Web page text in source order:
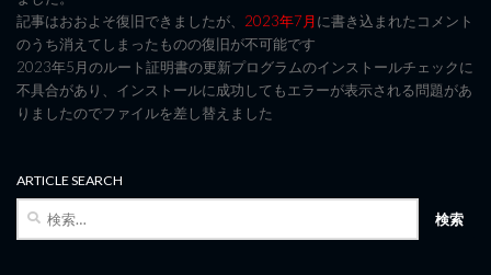
記事はおおよそ復旧できましたが、 2023年7月に書き込まれたコメント
のうち消えてしまったものの復旧が不可能です
2023年5月のルート証明書の更新プログラムのインストールチェックに
不具合があり、インストールに成功してもエラーが表示される問題があ
りましたのでファイルを差し替えました
ARTICLE SEARCH
検